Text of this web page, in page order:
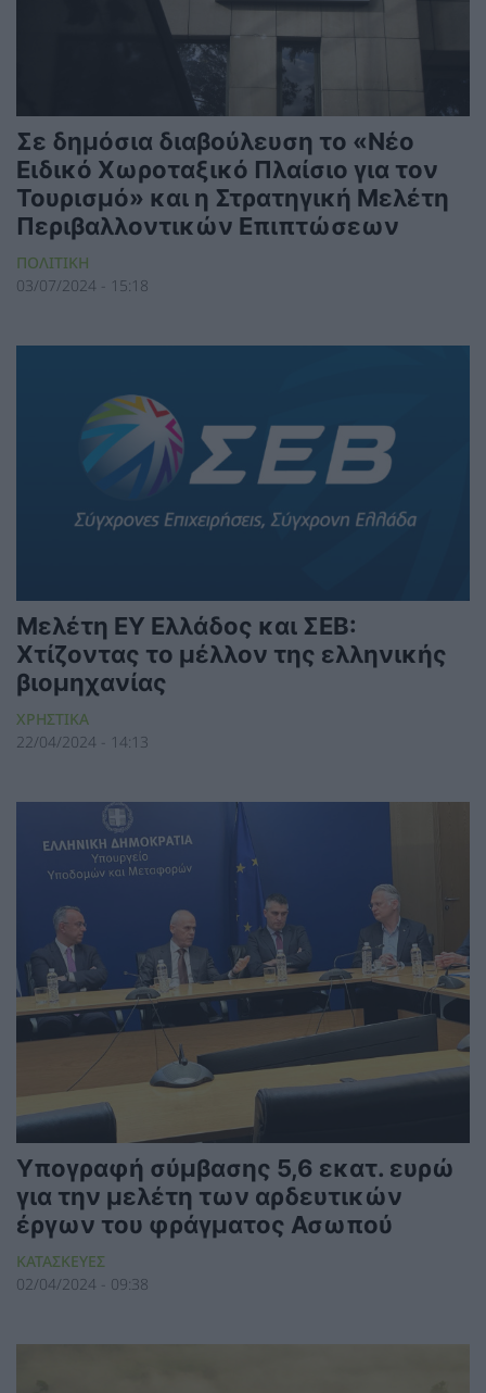
Σε δημόσια διαβούλευση το «Νέο
Ειδικό Χωροταξικό Πλαίσιο για τον
Τουρισμό» και η Στρατηγική Μελέτη
Περιβαλλοντικών Επιπτώσεων
ΠΟΛΙΤΙΚΗ
03/07/2024 - 15:18
Μελέτη EY Ελλάδος και ΣΕΒ:
Χτίζοντας το μέλλον της ελληνικής
βιομηχανίας
ΧΡΗΣΤΙΚΑ
22/04/2024 - 14:13
Υπογραφή σύμβασης 5,6 εκατ. ευρώ
για την μελέτη των αρδευτικών
έργων του φράγματος Ασωπού
ΚΑΤΑΣΚΕΥΕΣ
02/04/2024 - 09:38